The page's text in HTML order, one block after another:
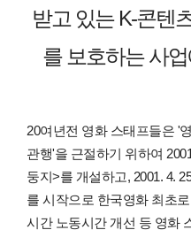
받고 있는 K-콘텐
를 보호하는 사
20여년전 영화 스태프들은 '
관행'을 근절하기 위하여
둥지>를 개설하고, 2001. 4.
를 시작으로 한국영화 최초
시간 노동시간 개선 등 영화